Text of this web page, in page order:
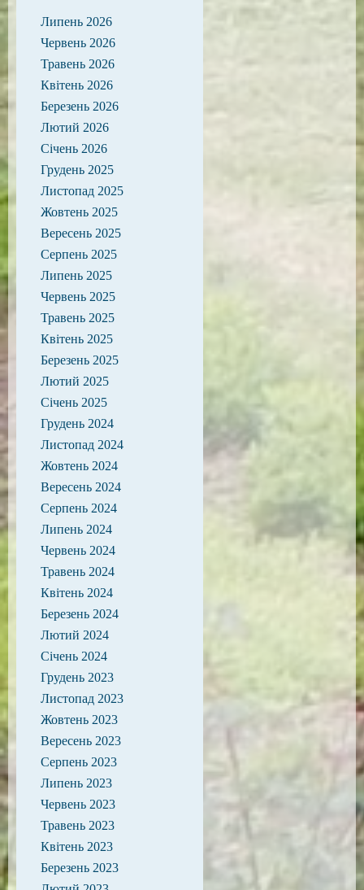
Липень 2026
Червень 2026
Травень 2026
Квітень 2026
Березень 2026
Лютий 2026
Січень 2026
Грудень 2025
Листопад 2025
Жовтень 2025
Вересень 2025
Серпень 2025
Липень 2025
Червень 2025
Травень 2025
Квітень 2025
Березень 2025
Лютий 2025
Січень 2025
Грудень 2024
Листопад 2024
Жовтень 2024
Вересень 2024
Серпень 2024
Липень 2024
Червень 2024
Травень 2024
Квітень 2024
Березень 2024
Лютий 2024
Січень 2024
Грудень 2023
Листопад 2023
Жовтень 2023
Вересень 2023
Серпень 2023
Липень 2023
Червень 2023
Травень 2023
Квітень 2023
Березень 2023